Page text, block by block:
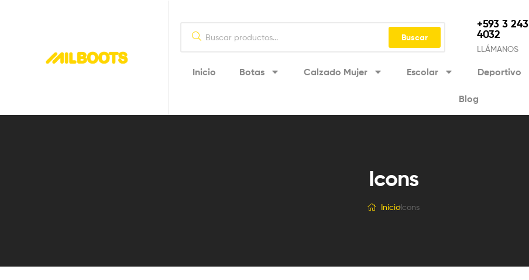
Buscar
+593 3 243
4032
LLÁMANOS
Inicio Botas Calzado Mujer Escolar Deportivo
Blog
Icons
InicioIcons